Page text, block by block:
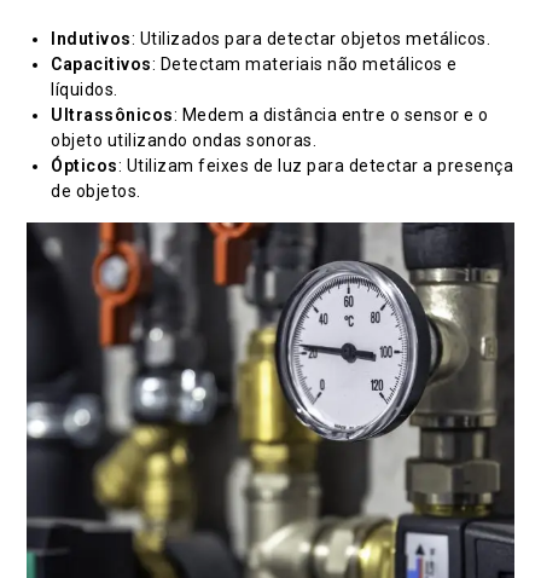
Indutivos: Utilizados para detectar objetos metálicos.
Capacitivos: Detectam materiais não metálicos e
líquidos.
Ultrassônicos: Medem a distância entre o sensor e o
objeto utilizando ondas sonoras.
Ópticos: Utilizam feixes de luz para detectar a presença
de objetos.